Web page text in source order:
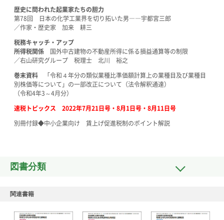
歴史に問われた起業家たちの胆力
第78回 日本の化学工業界を切り拓いた男――宇都宮三郎
／作家・歴史家 加来 耕三
税務キャッチ・アップ
所得税関係 国外中古建物の不動産所得に係る損益通算等の制限
／右山研究グループ 税理士 北川 裕之
巻末資料
「令和４年分の類似業種比準価額計算上の業種目及び業種目
別株価等について」の一部改正について（法令解釈通達）
（令和4年3～4月分）
速税トピックス 2022年7月21日号・8月1日号・8月11日号
別冊付録◆中小企業向け 賃上げ促進税制のポイント解説
図書分類
関連書籍